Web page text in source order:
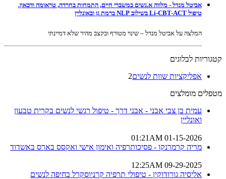
אביטל מנדל - מלווה א.נשים במשברי חיים, התמחות בחרדה, טראומה ודכאון.
טיפול Li-CBT-ACT בשילוב NLP ברמת גן ובאונליין
המלצה על אביטל מנדל – שינוי מטורף ובקצב מהיר שלא דמיינתי
קטגוריות לבלוגים
אפליקציות שוות לנשים2
מטפלים מומלצים
עמית בן צבי אבני - אבני דרך - טיפול רגשי לנשים בקרית טבעון
ואונליין
01-15-2026 01:21AM
מריה קרמרנקו - פסיכותרפיה ואימון אישי ואקסס בארס באשדוד
09-29-2025 12:25AM
אליסיה גורודוקין - טיפולי תרפיה קרניוסקרל בחיפה לנשים